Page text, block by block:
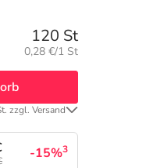
120 St
Grundpreis:
0,28 €/1 St
zzgl. Versand
-15%3